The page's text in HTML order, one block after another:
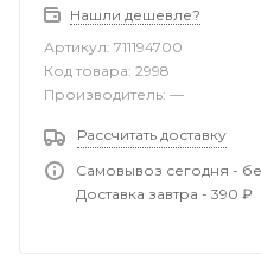
Нашли дешевле?
Артикул: 711194700
Код товара: 2998
Производитель: —
Рассчитать доставку
Самовывоз сегодня -
Доставка завтра - 390 ₽